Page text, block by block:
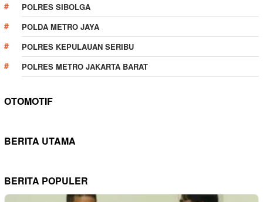
POLRES SIBOLGA
POLDA METRO JAYA
POLRES KEPULAUAN SERIBU
POLRES METRO JAKARTA BARAT
OTOMOTIF
BERITA UTAMA
BERITA POPULER